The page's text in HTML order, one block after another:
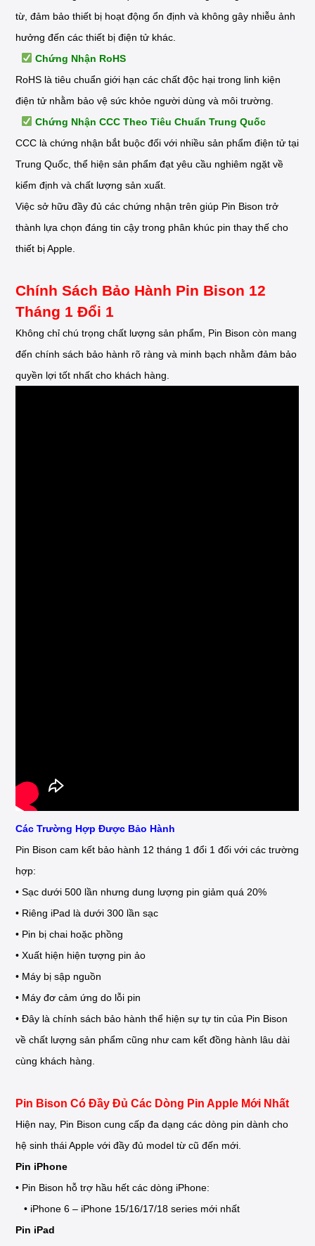
từ, đảm bảo thiết bị hoạt động ổn định và không gây nhiễu ảnh
hưởng đến các thiết bị điện tử khác.
Chứng Nhận RoHS
RoHS là tiêu chuẩn giới hạn các chất độc hại trong linh kiện
điện tử nhằm bảo vệ sức khỏe người dùng và môi trường.
Chứng Nhận CCC Theo Tiêu Chuẩn Trung Quốc
CCC là chứng nhận bắt buộc đối với nhiều sản phẩm điện tử tại
Trung Quốc, thể hiện sản phẩm đạt yêu cầu nghiêm ngặt về
kiểm định và chất lượng sản xuất.
Việc sở hữu đầy đủ các chứng nhận trên giúp Pin Bison trở
thành lựa chọn đáng tin cậy trong phân khúc pin thay thế cho
thiết bị Apple.
Chính Sách Bảo Hành Pin Bison 12
Tháng 1 Đổi 1
Không chỉ chú trọng chất lượng sản phẩm, Pin Bison còn mang
đến chính sách bảo hành rõ ràng và minh bạch nhằm đảm bảo
quyền lợi tốt nhất cho khách hàng.
Các Trường Hợp Được Bảo Hành
Pin Bison cam kết bảo hành 12 tháng 1 đổi 1 đối với các trường
hợp:
• Sạc dưới 500 lần nhưng dung lượng pin giảm quá 20%
• Riêng iPad là dưới 300 lần sạc
• Pin bị chai hoặc phồng
• Xuất hiện hiện tượng pin ảo
• Máy bị sập nguồn
• Máy đơ cảm ứng do lỗi pin
• Đây là chính sách bảo hành thể hiện sự tự tin của Pin Bison
về chất lượng sản phẩm cũng như cam kết đồng hành lâu dài
cùng khách hàng.
Pin Bison Có Đầy Đủ Các Dòng Pin Apple Mới Nhất
Hiện nay, Pin Bison cung cấp đa dạng các dòng pin dành cho
hệ sinh thái Apple với đầy đủ model từ cũ đến mới.
Pin iPhone
• Pin Bison hỗ trợ hầu hết các dòng iPhone:
• iPhone 6 – iPhone 15/16/17/18 series mới nhất
Pin iPad